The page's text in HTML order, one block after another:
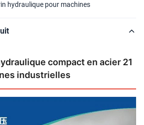
hydraulique pour machines
compact en acier 21
industrielles